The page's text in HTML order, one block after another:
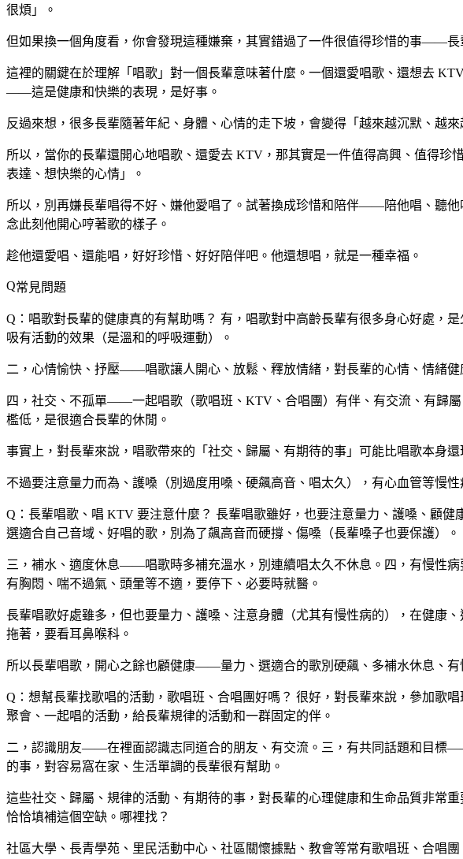
很煩」。
但如果換一個角度看，你會發現這種嫌棄，其實錯過了一件很值得珍惜的事——
這裡的關鍵在於理解「唱歌」對一個長輩意味著什麼。一個還愛唱歌、還想去
——這是健康和快樂的表現，是好事。
反過來想，很多長輩隨著年紀、身體、心情的走下坡，會變得「越來越沉默、
所以，當你的長輩還開心地唱歌、還愛去 KTV，那其實是一件值得高興、值得
表達、想快樂的心情」。
所以，別再嫌長輩唱得不好、嫌他愛唱了。試著換成珍惜和陪伴——陪他唱、聽
念此刻他開心哼著歌的樣子。
趁他還愛唱、還能唱，好好珍惜、好好陪伴吧。他還想唱，就是一種幸福。
常見問題
Q：唱歌對長輩的健康真的有幫助嗎？ 有，唱歌對中高齡長輩有很多身心好處，
吸有活動的效果（是溫和的呼吸運動）。
二，心情愉快、抒壓——唱歌讓人開心、放鬆、釋放情緒，對長輩的心情、情緒
四，社交、不孤單——一起唱歌（歌唱班、KTV、合唱團）有伴、有交流、有歸
檻低，是很適合長輩的休閒。
事實上，對長輩來說，唱歌帶來的「社交、歸屬、有期待的事」可能比唱歌本身
不過要注意量力而為、護嗓（別過度用嗓、硬飆高音、唱太久），有心血管等慢
Q：長輩唱歌、唱 KTV 要注意什麼？ 長輩唱歌雖好，也要注意量力、護嗓、顧
選適合自己音域、好唱的歌，別為了飆高音而硬撐、傷嗓（長輩嗓子也要保護）。
三，補水、適度休息——唱歌時多補充溫水，別連續唱太久不休息。四，有慢性
有胸悶、喘不過氣、頭暈等不適，要停下、必要時就醫。
長輩唱歌好處雖多，但也要量力、護嗓、注意身體（尤其有慢性病的），在健康
拖著，要看耳鼻喉科。
所以長輩唱歌，開心之餘也顧健康——量力、選適合的歌別硬飆、多補水休息、
Q：想幫長輩找歌唱的活動，歌唱班、合唱團好嗎？ 很好，對長輩來說，參加歌
聚會、一起唱的活動，給長輩規律的活動和一群固定的伴。
二，認識朋友——在裡面認識志同道合的朋友、有交流。三，有共同話題和目
的事，對容易窩在家、生活單調的長輩很有幫助。
這些社交、歸屬、規律的活動、有期待的事，對長輩的心理健康和生命品質非
恰恰填補這個空缺。哪裡找？
社區大學、長青學苑、里民活動中心、社區關懷據點、教會等常有歌唱班、合